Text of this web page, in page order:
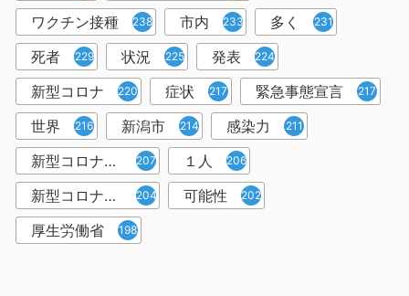
ワクチン接種 238 市内 233 多く 231
死者 229 状況 225 発表 224
新型コロナ 220 症状 217 緊急事態宣言 217
世界 216 新潟市 214 感染力 211
新型コロナウイルス感染者 207 １人 206
新型コロナウイルス対策 204 可能性 202
厚生労働省 198